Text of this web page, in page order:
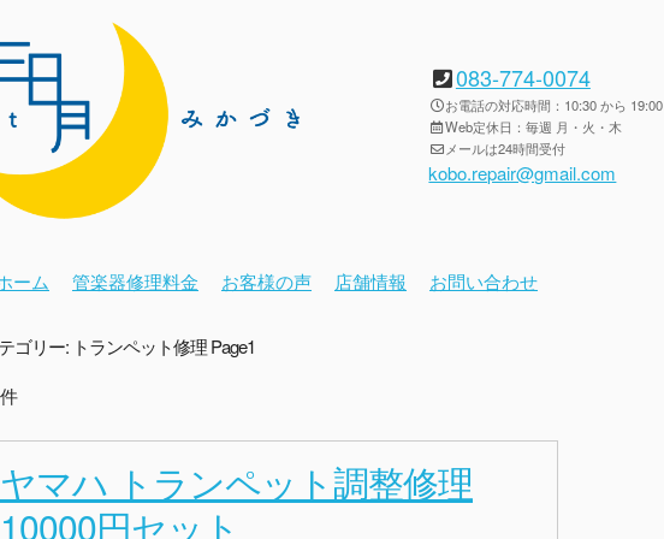
083-774-0074
お電話の対応時間：10:30 から 19:00
Web定休日：毎週 月・火・木
メールは24時間受付
kobo.repair@gmail.com
ーム 管楽器修理料金 お客様の声 店舗情報 お問い合わせ
ゴリー: トランペット修理Page1
ヤマハ トランペット調整修理
10000円セット